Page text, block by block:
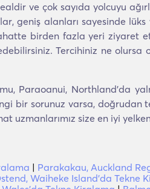
ve çok sayıda yolcuyu
geniş alanları sayesinde
birden fazla yeri ziyaret
Tercihiniz ne
Paraoanui, Northland'da
bir sorunuz varsa,
uzmanlarımız size en iyi
| Parakakau, Auckland
Waiheke Island'da Tekne